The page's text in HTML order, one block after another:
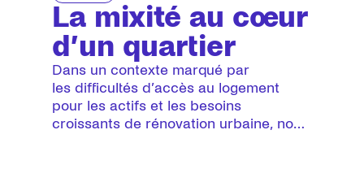
La mixité au cœur
d’un quartier
Dans un contexte marqué par
les difficultés d’accès au logement
pour les actifs et les besoins
croissants de rénovation urbaine, nous